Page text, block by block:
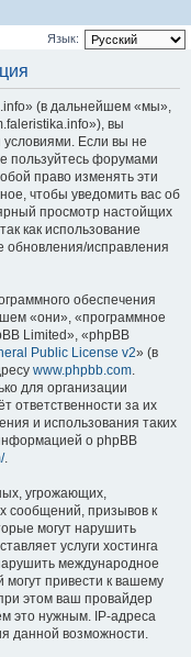
Язык:
(в дальнейшем «мы»,
вы
Если вы не
пользуйтесь форумами
право изменять эти
чтобы уведомить вас об
просмотр настойщих
как использование
обновления/исправления
обеспечения
«они», «программное
Limited», «phpBB
Public License v2» (в
www.phpbb.com.
для организации
ответственности за их
и использования таких
о phpBB
.
угрожающих,
сообщений, призывов к
могут нарушить
услуги хостинга
международное
привести к вашему
этом ваш провайдер
это нужным. IP-адреса
данной возможности.